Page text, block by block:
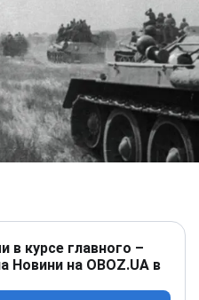
в курсе главного –
Новини на OBOZ.UA в